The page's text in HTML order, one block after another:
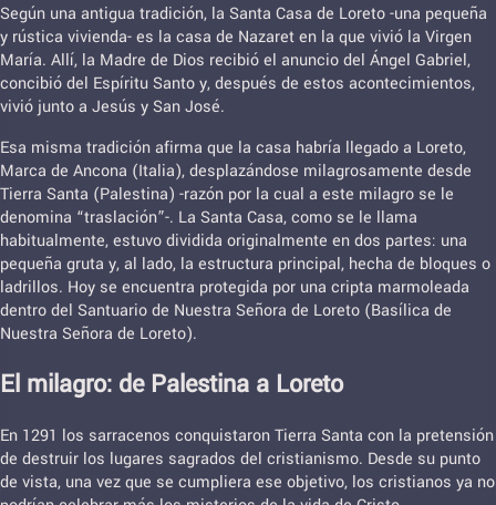
Según una antigua tradición, la Santa Casa de Loreto -una pequeña
y rústica vivienda- es la casa de Nazaret en la que vivió la Virgen
María. Allí, la Madre de Dios recibió el anuncio del Ángel Gabriel,
concibió del Espíritu Santo y, después de estos acontecimientos,
vivió junto a Jesús y San José.
Esa misma tradición afirma que la casa habría llegado a Loreto,
Marca de Ancona (Italia), desplazándose milagrosamente desde
Tierra Santa (Palestina) -razón por la cual a este milagro se le
denomina “traslación”-. La Santa Casa, como se le llama
habitualmente, estuvo dividida originalmente en dos partes: una
pequeña gruta y, al lado, la estructura principal, hecha de bloques o
ladrillos. Hoy se encuentra protegida por una cripta marmoleada
dentro del Santuario de Nuestra Señora de Loreto (Basílica de
Nuestra Señora de Loreto).
El milagro: de Palestina a Loreto
En 1291 los sarracenos conquistaron Tierra Santa con la pretensión
de destruir los lugares sagrados del cristianismo. Desde su punto
de vista, una vez que se cumpliera ese objetivo, los cristianos ya no